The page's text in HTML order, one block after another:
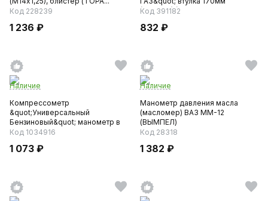
Код 228239
1 236 ₽
(10х4х31) (406...
Код 391182
832 ₽
Наличие
Компрессометр
&quot;Универсальный
Бензиновый&quot; манометр в
чехле (М14х1,25...
Код 1034916
1 073 ₽
Наличие
Манометр давления масла
(масломер) ВАЗ ММ-12
(ВЫМПЕЛ)
Код 28318
1 382 ₽